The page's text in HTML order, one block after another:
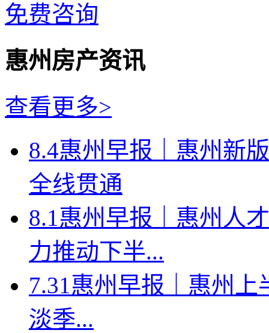
免费咨询
惠州房产资讯
查看更多>
8.4惠州早报｜惠州新
全线贯通
8.1惠州早报｜惠州人
力推动下半...
7.31惠州早报｜惠州上
淡季...